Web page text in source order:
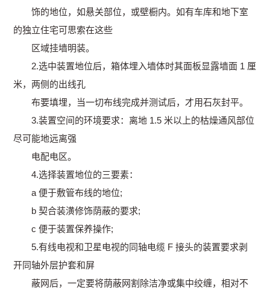
饰的地位，如悬关部位，或壁橱内。如有车库和地下室
的独立住宅可思索在这些
区域挂墙明装。
2.选中装置地位后，箱体埋入墙体时其面板显露墙面 1 厘
米，两侧的出线孔
布要填埋，当一切布线完成并测试后，才用石灰封平。
3.装置空间的环境要求：离地 1.5 米以上的枯燥通风部位
尽可能地远离强
电配电区。
4.选择装置地位的三要素：
a 便于敷管布线的地位;
b 契合装潢修饰荫蔽的要求;
c 便于装置保养操作;
5.有线电视和卫星电视的同轴电缆 F 接头的装置要求剥
开同轴外层护套和屏
蔽网后，一定要将荫蔽网割除洁净或集中绞缠，相对不